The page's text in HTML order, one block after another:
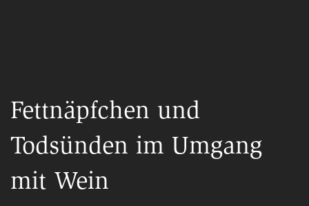
Fettnäpfchen und
Todsünden im Umgang
mit Wein